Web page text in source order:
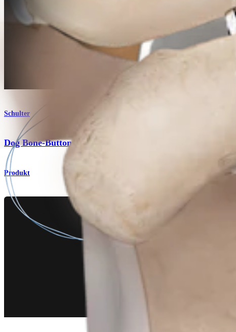
Schulter
Dog Bone-Button
Produkt